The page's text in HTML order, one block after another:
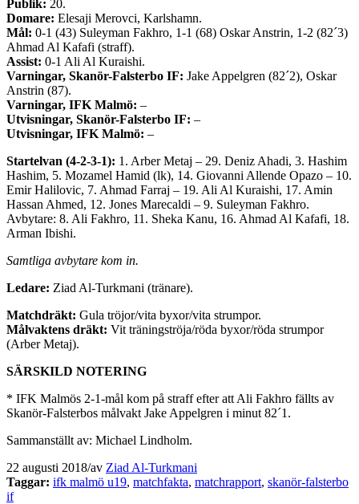
Publik: 20.
Domare: Elesaji Merovci, Karlshamn.
Mål: 0-1 (43) Suleyman Fakhro, 1-1 (68) Oskar Anstrin, 1-2 (82´3)
Ahmad Al Kafafi (straff).
Assist: 0-1 Ali Al Kuraishi.
Varningar, Skanör-Falsterbo IF: Jake Appelgren (82´2), Oskar
Anstrin (87).
Varningar, IFK Malmö: –
Utvisningar, Skanör-Falsterbo IF: –
Utvisningar, IFK Malmö: –
Startelvan (4-2-3-1): 1. Arber Metaj – 29. Deniz Ahadi, 3. Hashim
Hashim, 5. Mozamel Hamid (lk), 14. Giovanni Allende Opazo – 10.
Emir Halilovic, 7. Ahmad Farraj – 19. Ali Al Kuraishi, 17. Amin
Hassan Ahmed, 12. Jones Marecaldi – 9. Suleyman Fakhro.
Avbytare: 8. Ali Fakhro, 11. Sheka Kanu, 16. Ahmad Al Kafafi, 18.
Arman Ibishi.
Samtliga avbytare kom in.
Ledare: Ziad Al-Turkmani (tränare).
Matchdräkt: Gula tröjor/vita byxor/vita strumpor.
Målvaktens dräkt: Vit träningströja/röda byxor/röda strumpor
(Arber Metaj).
SÄRSKILD NOTERING
* IFK Malmös 2-1-mål kom på straff efter att Ali Fakhro fällts av
Skanör-Falsterbos målvakt Jake Appelgren i minut 82´1.
Sammanställt av: Michael Lindholm.
22 augusti 2018/av Ziad Al-Turkmani
Taggar: ifk malmö u19, matchfakta, matchrapport, skanör-falsterbo
if